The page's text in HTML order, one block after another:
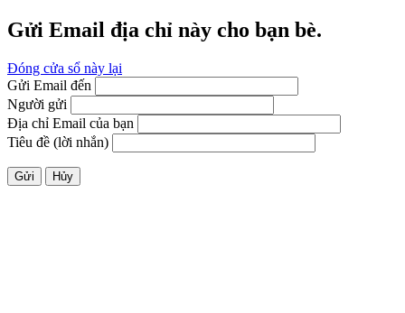
Gửi Email địa chỉ này cho bạn bè.
Đóng cửa sổ này lại
Gửi Email đến
Người gửi
Địa chỉ Email của bạn
Tiêu đề (lời nhắn)
Gửi Hủy